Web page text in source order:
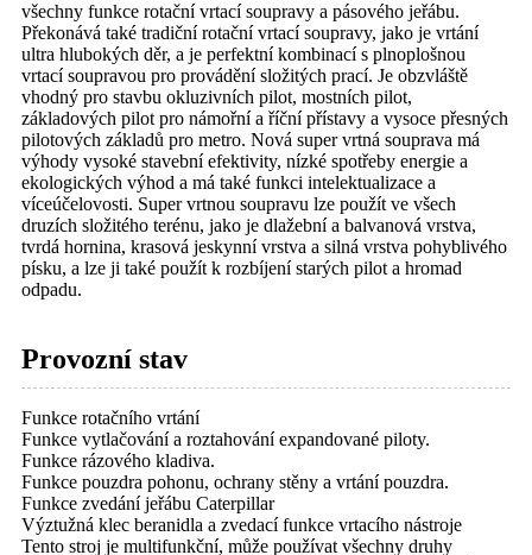
všechny funkce rotační vrtací soupravy a pásového jeřábu.
Překonává také tradiční rotační vrtací soupravy, jako je vrtání
ultra hlubokých děr, a je perfektní kombinací s plnoplošnou
vrtací soupravou pro provádění složitých prací. Je obzvláště
vhodný pro stavbu okluzivních pilot, mostních pilot,
základových pilot pro námořní a říční přístavy a vysoce přesných
pilotových základů pro metro. Nová super vrtná souprava má
výhody vysoké stavební efektivity, nízké spotřeby energie a
ekologických výhod a má také funkci intelektualizace a
víceúčelovosti. Super vrtnou soupravu lze použít ve všech
druzích složitého terénu, jako je dlažební a balvanová vrstva,
tvrdá hornina, krasová jeskynní vrstva a silná vrstva pohyblivého
písku, a lze ji také použít k rozbíjení starých pilot a hromad
odpadu.
Provozní stav
Funkce rotačního vrtání
Funkce vytlačování a roztahování expandované piloty.
Funkce rázového kladiva.
Funkce pouzdra pohonu, ochrany stěny a vrtání pouzdra.
Funkce zvedání jeřábu Caterpillar
Výztužná klec beranidla a zvedací funkce vrtacího nástroje
Tento stroj je multifunkční, může používat všechny druhy